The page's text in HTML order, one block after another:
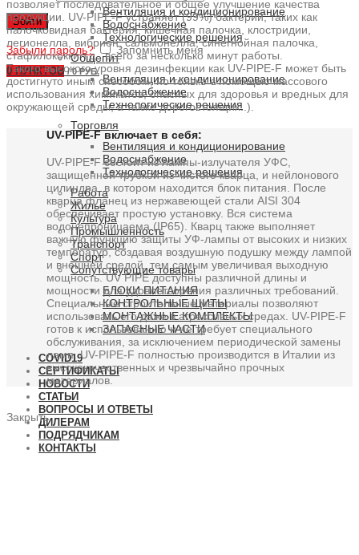
Войти
Забыли пароль? Запомнить меня
0ПУНКТОВ / 0 РУБ.
Вентиляция и кондиционирование
Водоснабжение
Технологические решения
Общепит
Вентиляция и кондиционирование
Водоснабжение
Технологические решения
Торговля
Вентиляция и кондиционирование
Водоснабжение
Технологические решения
Работа
Жилье
Культура
Промышленность
Транспорт
Спорт
Сопутствующие товары
БЛОКИ ПИТАНИЯ
КОНТРОЛЬНЫЕ ЩИТЫ
МОНТАЖНЫЕ КОМПЛЕКТЫ
ЗАПАСНЫЕ ЧАСТИ
COVID19
СЕРТИФИКАТЫ
НОВОСТИ
СТАТЬИ
ВОПРОСЫ И ОТВЕТЫ
ДИЛЕРАМ
ПОДРЯДЧИКАМ
КОНТАКТЫ
позволяет последовательное и общее улучшение качества
продукции. UV-PIPE-F устраняет (99%) бактерий, таких как
палочковидная бактерия, кишечная палочка, клостридии,
легионелла, вибрион, сальмонелла, синегнойная палочка,
cтафилококки т.д., всего за несколько минут работы.
Такого высокого уровня дезинфекции как UV-PIPE-F может быть
достигнуто иным способом, но только с помощью массового
использования химикатов, опасных для здоровья и вредных для
окружающей среды, а также дорогостоящих..).
UV-PIPE-F включает в себя:
UV-PIPE-F состоит из лампы-излучателя УФС,
защищенной трубкой из чистого кварца, и нейлонового
цилиндра, в котором находится блок питания. После
кварца фланец из нержавеющей стали AISI 304
обеспечивает простую установку. Вся система
водонепроницаема (IP65). Кварц также выполняет
важную функцию защиты УФ-лампы от высоких и низких
температур, создавая воздушную подушку между лампой
и внешней средой, тем самым увеличивая выходную
мощность. UV PIPE доступны различной длины и
мощности для удовлетворения различных требований.
Специальные строительные материалы позволяют
использовать его даже в агрессивных средах. UV-PIPE-F
готов к использованию и не требует специального
обслуживания, за исключением периодической замены
ламп. UV-PIPE-F полностью производится в Италии из
высококачественных и чрезвычайно прочных
материалов.
Закрыть